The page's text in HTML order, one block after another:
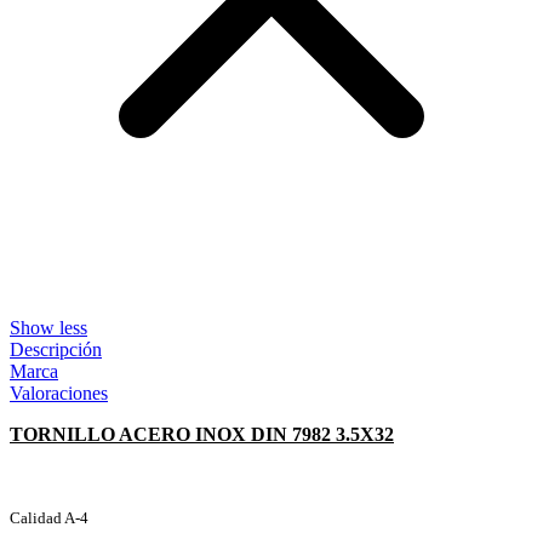
Show less
Descripción
Marca
Valoraciones
TORNILLO ACERO INOX DIN 7982 3.5X32
Calidad A-4